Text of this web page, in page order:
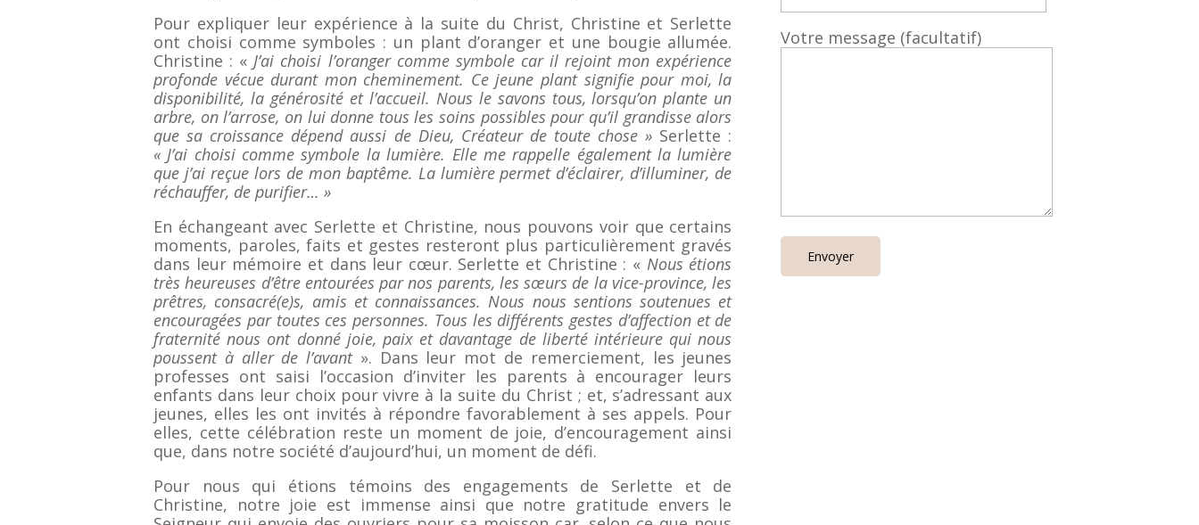
Pour expliquer leur expérience à la suite du Christ, Christine et Serlette
ont choisi comme symboles : un plant d’oranger et une bougie allumée.
Christine : « J’ai choisi l’oranger comme symbole car il rejoint mon expérience
profonde vécue durant mon cheminement. Ce jeune plant signifie pour moi, la
disponibilité, la générosité et l’accueil. Nous le savons tous, lorsqu’on plante un
arbre, on l’arrose, on lui donne tous les soins possibles pour qu’il grandisse alors
que sa croissance dépend aussi de Dieu, Créateur de toute chose » Serlette :
« J’ai choisi comme symbole la lumière. Elle me rappelle également la lumière
que j’ai reçue lors de mon baptême. La lumière permet d’éclairer, d’illuminer, de
réchauffer, de purifier… »
En échangeant avec Serlette et Christine, nous pouvons voir que certains
moments, paroles, faits et gestes resteront plus particulièrement gravés
dans leur mémoire et dans leur cœur. Serlette et Christine : « Nous étions
très heureuses d’être entourées par nos parents, les sœurs de la vice-province, les
prêtres, consacré(e)s, amis et connaissances. Nous nous sentions soutenues et
encouragées par toutes ces personnes. Tous les différents gestes d’affection et de
fraternité nous ont donné joie, paix et davantage de liberté intérieure qui nous
poussent à aller de l’avant». Dans leur mot de remerciement, les jeunes
professes ont saisi l’occasion d’inviter les parents à encourager leurs
enfants dans leur choix pour vivre à la suite du Christ ; et, s’adressant aux
jeunes, elles les ont invités à répondre favorablement à ses appels. Pour
elles, cette célébration reste un moment de joie, d’encouragement ainsi
que, dans notre société d’aujourd’hui, un moment de défi.
Pour nous qui étions témoins des engagements de Serlette et de
Christine, notre joie est immense ainsi que notre gratitude envers le
Votre message (facultatif)